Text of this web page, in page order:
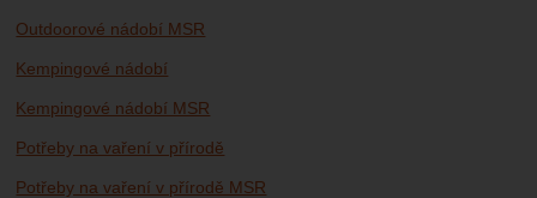
Outdoorové nádobí MSR
Kempingové nádobí
Kempingové nádobí MSR
Potřeby na vaření v přírodě
Potřeby na vaření v přírodě MSR